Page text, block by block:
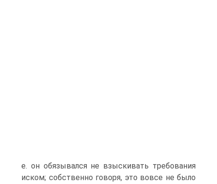
e. он обязывался не взыскивать требования
иском; собственно говоря, это вовсе не было